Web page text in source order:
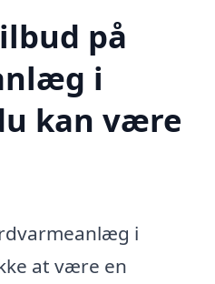
på
i
kan være
i
at være en